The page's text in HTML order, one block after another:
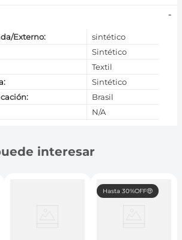
-
Externo:
sintético
Sintético
Textil
:
Sintético
:
Brasil
N/A
interesar
Hasta 30%OFF🤑